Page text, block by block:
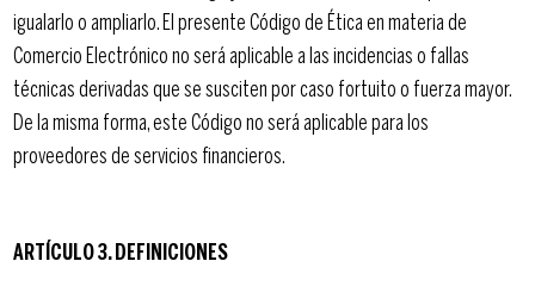
igualarlo o ampliarlo. El presente Código de Ética en materia de
Comercio Electrónico no será aplicable a las incidencias o fallas
técnicas derivadas que se susciten por caso fortuito o fuerza mayor.
De la misma forma, este Código no será aplicable para los
proveedores de servicios financieros.
ARTÍCULO 3. DEFINICIONES